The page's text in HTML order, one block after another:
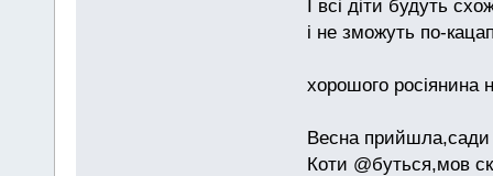
І всі діти будуть
і не зможуть по-
хорошого росіянина
Весна прийшла,сади
Коти @буться,мов